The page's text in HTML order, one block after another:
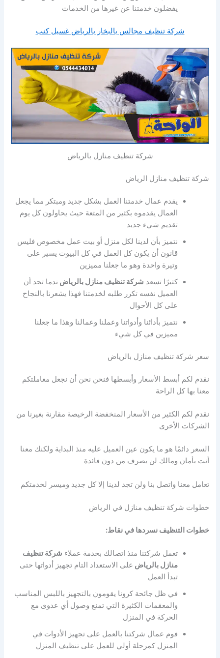
يفضلون خدمتنا عن غيرها من الخدمات
شركة تنظيف مجالس بالبخار بالرياض غسيل كنب
شركة تنظيف منازل بالرياض
شركة تنظيف منازل الرياض
يقدم عمال خدمتنا العمل بشكل جديد ومبتكر مما يجعل
العمال يقدموه بكثير من المتعة حيث يحاولون كل يوم
تقديم شيء جديد
نتميز بأن لدينا لكل منزل أو بيت عمل مخصوص فليس
قانون أن يكون كل العمل في كل البيوت يسير على
وتيرة واحدة وهو ما جعلنا مميزين
كثيرًا تسعد شركة تنظيف منازل بالرياض ندما تجد أن
العميل نفسه تكرر طلبه لخدمتنا فهذا يشعرنا بالنجاح
على كل الأحوال
نتميز بأدائنا وأدواتنا وعملنا وعمالنا وهذا ما جعلنا
مميزين في كل شيء
سعر شركة تنظيف منازل بالرياض
نقدم لكم أبسط الأسعار وأبسطها فنحن نحن أن نجعل معاملتكم
معنا بها كل الراحة
نقدم لكم الكثير من الأسعار المنخفضة الرخيصة مقارنة بغيرنا من
الشركات الأخرى
السعر دائمًا هو ما يكون عين العميل عليه منذ البداية ولكنك معنا
أنت بأمان ومالك لن يصرف من دون فائدة
تعامل معنا واتصل بنا ولن تجد لدينا إلا كل جديد وميسر لخدمتكم
خطوات شركة تنظيف منازل في الرياض
خطوات التنظيف نسردها في نقاط:
تعمل شركتنا منذ اتصالك بخدمة عملاء شركة تنظيف
منازل بالرياض على الاستعداد التام تجهيز أدواتها حتى
تبدأ العمل
في ظل جائحة كرونا يقومون بالتجهيز باللبس المناسب
والمعقمات الكثيرة التي تمنع وصول أي عدوى مع
الحركة في المنزل
فوم عمال شركتنا بالعمل على تجهيز الأدوات في
المنزل كمرحلة أولي للعمل على تنظيف المنزل